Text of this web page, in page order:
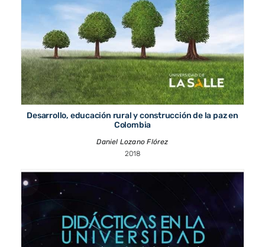
Desarrollo, educación rural y construcción de la paz en
Colombia
Daniel Lozano Flórez
2018